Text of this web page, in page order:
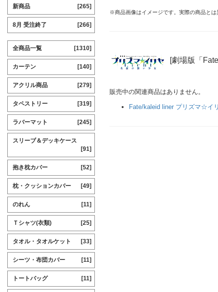
※商品画像はイメージです。実際の商品と
[劇場版「
販売中の関連商品はありません。
Fate/kaleid liner プリズマ☆イ
新商品 [265]
8月 受注終了 [266]
全商品一覧 [1310]
カーテン [140]
アクリル商品 [279]
タペストリー [319]
ラバーマット [245]
スリーブ＆デッキケース
[91]
抱き枕カバー [52]
枕・クッションカバー [49]
のれん [11]
Ｔシャツ(衣類) [25]
タオル・タオルケット [33]
シーツ・布団カバー [11]
トートバッグ [11]